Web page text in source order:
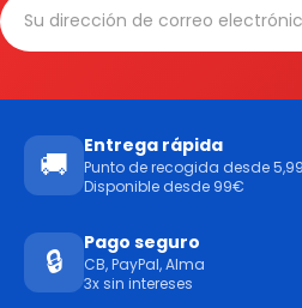
🚚
Entrega rápida
Punto de recogida desde
Disponible desde 99€
🔒
Pago seguro
CB, PayPal, Alma
3x sin intereses